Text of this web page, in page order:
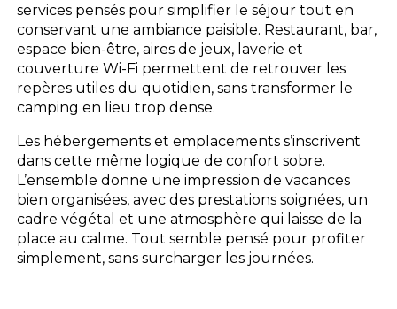
services pensés pour simplifier le séjour tout en
conservant une ambiance paisible. Restaurant, bar,
espace bien-être, aires de jeux, laverie et
couverture Wi-Fi permettent de retrouver les
repères utiles du quotidien, sans transformer le
camping en lieu trop dense.
Les hébergements et emplacements s’inscrivent
dans cette même logique de confort sobre.
L’ensemble donne une impression de vacances
bien organisées, avec des prestations soignées, un
cadre végétal et une atmosphère qui laisse de la
place au calme. Tout semble pensé pour profiter
simplement, sans surcharger les journées.